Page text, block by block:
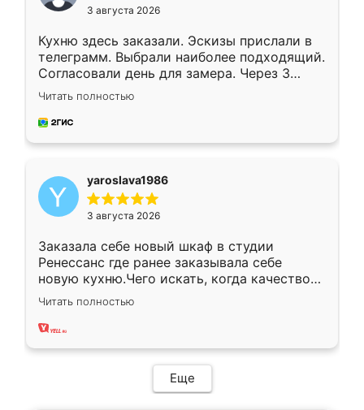
3 августа 2026
Кухню здесь заказали. Эскизы прислали в
телеграмм. Выбрали наиболее подходящий.
Согласовали день для замера. Через 3
недели кухня была уже готова. Остались
довольны работой. Спасибо Ренессанс
мебель за качественную работу!
Читать полностью
yaroslava1986
3 августа 2026
Заказала себе новый шкаф в студии
Ренессанс где ранее заказывала себе
новую кухню.Чего искать, когда качеством
вполне довольна. Служит кухня уже почти
два года, нареканий нет.
Читать полностью
Еще